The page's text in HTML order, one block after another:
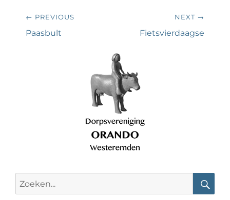
Bericht
navigatie
← PREVIOUS
Previous
Paasbult
NEXT →
NextFietsvierdaagse
for: